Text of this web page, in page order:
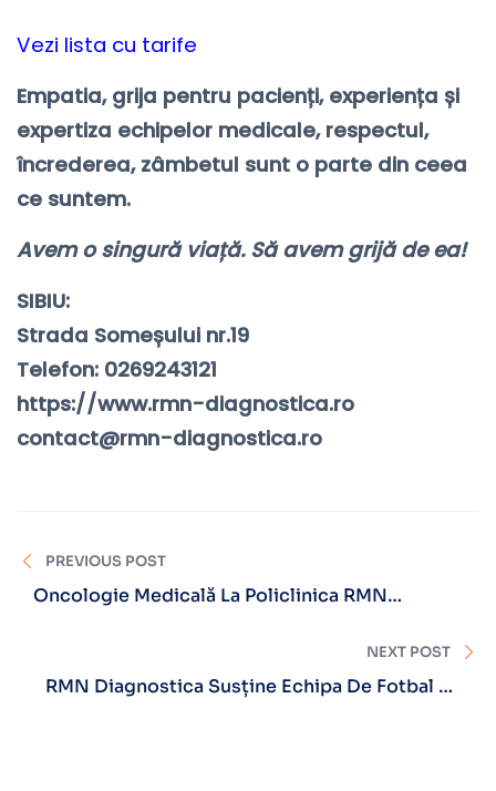
Vezi lista cu tarife
Empatia, grija pentru pacienți, experiența și
expertiza echipelor medicale, respectul,
încrederea, zâmbetul sunt o parte din ceea
ce suntem.
Avem o singură viață. Să avem grijă de ea!
SIBIU:
Strada Someșului nr.19
Telefon: 0269243121
https://www.rmn-diagnostica.ro
contact@rmn-diagnostica.ro
PREVIOUS POST
Oncologie Medicală La Policlinica RMN
NEXT POST
RMN Diagnostica Susține Echipa De Fotbal SR